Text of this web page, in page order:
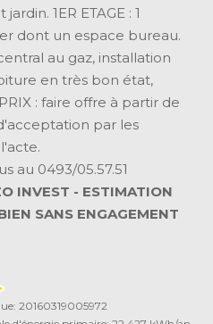
1ER ETAGE : 1
dont un espace bureau.
au gaz, installation
en très bon état,
: faire offre à partir de
par les
au 0493/05.57.51
INVEST - ESTIMATION
SANS ENGAGEMENT
20160319005972